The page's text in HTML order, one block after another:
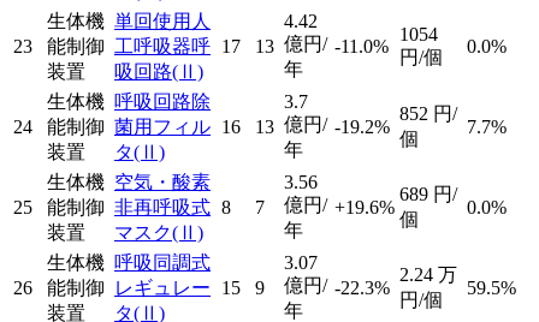
23
生体機
能制御
装置
単回使用人
工呼吸器呼
吸回路(Ⅱ)
17 13
4.42
億円/
年
-11.0%
1054
円/個
0.0%
24
生体機
能制御
装置
呼吸回路除
菌用フィル
タ(Ⅱ)
16 13
3.7
億円/
年
-19.2%
852 円/
個
7.7%
25
生体機
能制御
装置
空気・酸素
非再呼吸式
マスク(Ⅱ)
8 7
3.56
億円/
年
+19.6%
689 円/
個
0.0%
26
生体機
能制御
装置
呼吸同調式
レギュレー
タ(Ⅱ)
15 9
3.07
億円/
年
-22.3%
2.24 万
円/個
59.5%